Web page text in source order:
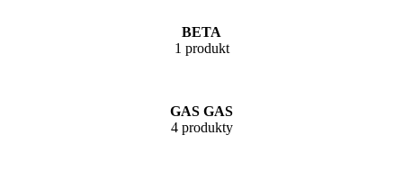
BETA
1 produkt
GAS GAS
4 produkty